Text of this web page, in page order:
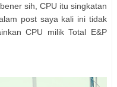
sih, CPU itu singkatan
post saya kali ini tidak
CPU milik Total E&P